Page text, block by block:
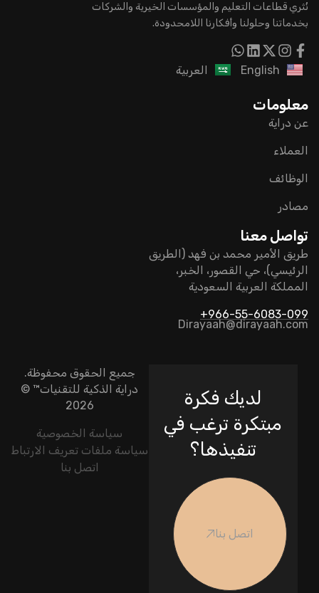
نُثري قطاعات التعليم والمؤسسات الخيرية والشركات
بخدماتنا وحلولنا وأفكارنا اللامحدودة.
English العربية
معلومات
عن دراية
العملاء
الوظائف
مصادر
تواصل معنا
طريق الأمير محمد بن فهد (الطريق
الرئيسي)، حي القصور، الخبر،
المملكة العربية السعودية
966-55-6083-099+
Dirayaah@dirayaah.com
جميع الحقوق محفوظة.
دراية الذكية للتقنيات™ ©
2026
سياسة الخصوصية
سياسة ملفات تعريف الارتباط
اتصل بنا
لديك فكرة
مبتكرة ترغب في
تنفيذها؟
اتصل بنا